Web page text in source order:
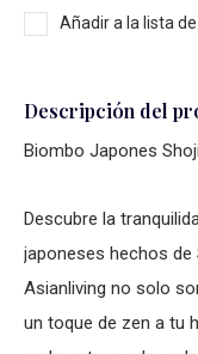
Añadir a la lista
Descripción del
Biombo Japones
Descubre la
japoneses hechos de
Asianliving no solo
un toque de zen a tu